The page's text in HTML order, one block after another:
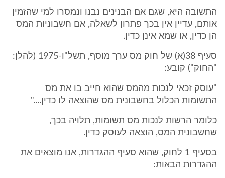
התשובה היא, שגם אם הבנינים נבנו ונמסרו למי שהזמין
אותם, עדיין אין בכך פתרון לשאלה, אם חשבוניות המס
הן כדין, או שמא אינן כדין.
סעיף 38(א) של חוק מס ערך מוסף, תשל"ו-1975 (להלן:
"החוק") קובע:
"עוסק זכאי לנכות מהמס שהוא חייב בו את מס
התשומות הכלול בחשבונית מס שהוצאה לו כדין...."
כלומר הרשות לנכות מס תשומות, תלויה בכך,
שחשבונית המס, הוצאה לעוסק כדין.
בסעיף 1 לחוק, שהוא סעיף ההגדרות, אנו מוצאים את
ההגדרות הבאות: